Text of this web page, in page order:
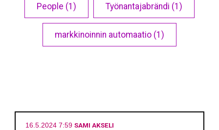
People (1) Työnantajabrändi (1)
markkinoinnin automaatio (1)
16.5.2024 7:59 SAMI AKSELI